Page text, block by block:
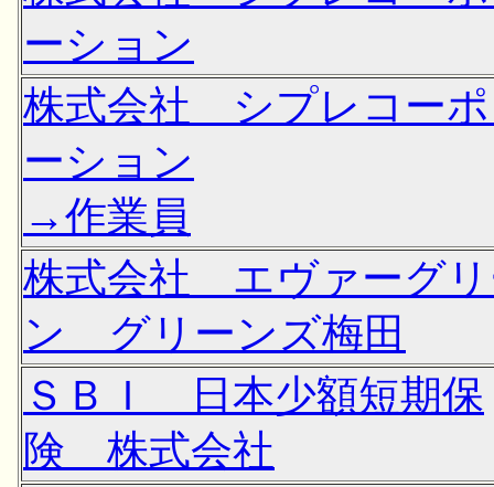
ーション
株式会社 シプレコー
ーション
→作業員
株式会社 エヴァーグ
ン グリーンズ梅田
ＳＢＩ 日本少額短期保
険 株式会社